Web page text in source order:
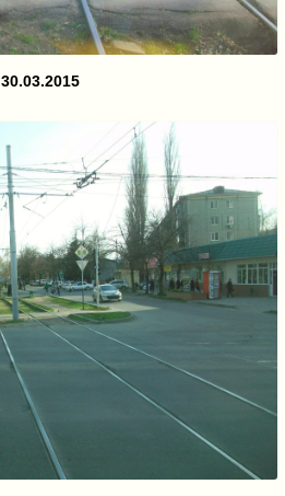
30.03.2015